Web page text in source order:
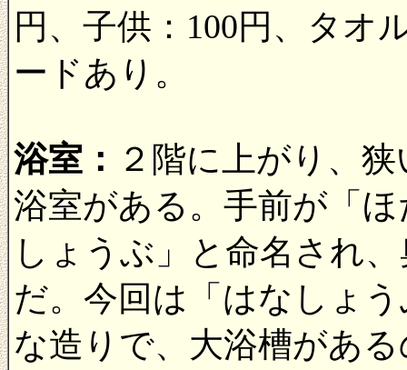
円、子供：100円、タオ
ードあり。
浴室： ２階に上がり、
浴室がある。手前が「
しょうぶ」と命名され
だ。今回は「はなしょ
な造りで、大浴槽があ